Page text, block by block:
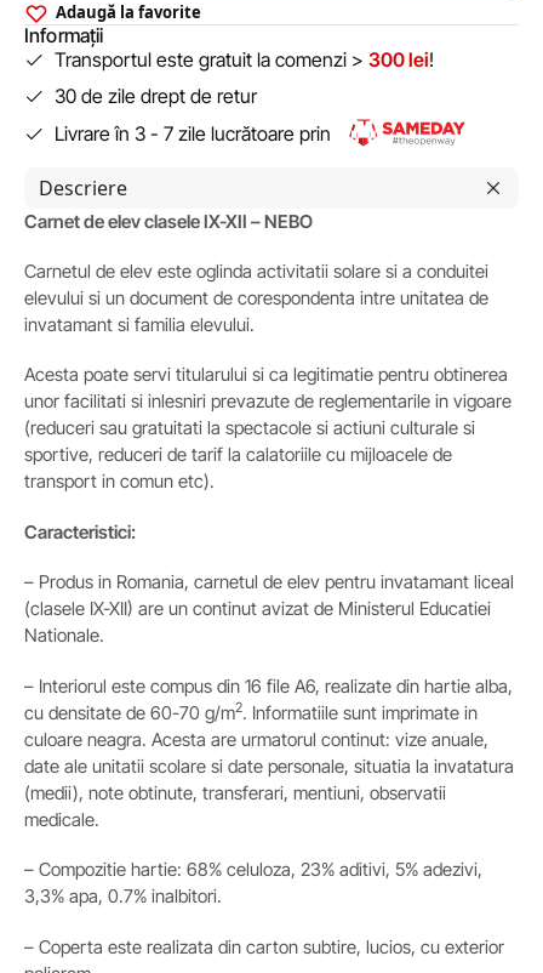
Adaugă la favorite
Informații
Transportul este gratuit la comenzi > 300 lei!
30 de zile drept de retur
Livrare în 3 - 7 zile lucrătoare prin
Descriere
Carnet de elev clasele IX-XII – NEBO
Carnetul de elev este oglinda activitatii solare si a conduitei
elevului si un document de corespondenta intre unitatea de
invatamant si familia elevului.
Acesta poate servi titularului si ca legitimatie pentru obtinerea
unor facilitati si inlesniri prevazute de reglementarile in vigoare
(reduceri sau gratuitati la spectacole si actiuni culturale si
sportive, reduceri de tarif la calatoriile cu mijloacele de
transport in comun etc).
Caracteristici:
– Produs in Romania, carnetul de elev pentru invatamant liceal
(clasele IX-XII) are un continut avizat de Ministerul Educatiei
Nationale.
– Interiorul este compus din 16 file A6, realizate din hartie alba,
cu densitate de 60-70 g/m2. Informatiile sunt imprimate in
culoare neagra. Acesta are urmatorul continut: vize anuale,
date ale unitatii scolare si date personale, situatia la invatatura
(medii), note obtinute, transferari, mentiuni, observatii
medicale.
– Compozitie hartie: 68% celuloza, 23% aditivi, 5% adezivi,
3,3% apa, 0.7% inalbitori.
– Coperta este realizata din carton subtire, lucios, cu exterior